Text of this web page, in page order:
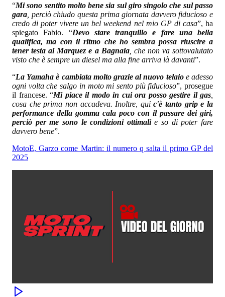
“Mi sono sentito molto bene sia sul giro singolo che sul passo
gara , perciò chiudo questa prima giornata davvero fiducioso e
credo di poter vivere un bel weekend nel mio GP di casa”, ha
spiegato Fabio. “Devo stare tranquillo e fare una bella
qualifica, ma con il ritmo che ho sembra possa riuscire a
tener testa ai Marquez e a Bagnaia, che non va sottovalutato
visto che è sempre un diesel ma alla fine arriva là davanti”.
“La Yamaha è cambiata molto grazie al nuovo telaioe adesso
ogni volta che salgo in moto mi sento più fiducioso”, prosegue
il francese. “Mi piace il modo in cui ora posso gestire il gas
cosa che prima non accadeva. Inoltre, quic'è tanto grip e la
performance della gomma cala poco con il passare dei giri,
perciò per me sono le condizioni ottimalie so di poter fare
davvero bene”.
MotoE, Garzo come Martin: il numero q salta il primo GP del
2025